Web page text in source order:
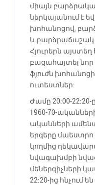
միայն
ներկայանում է
խոհանոցով,
և բարձրաճաշակ
Հյուրերն այստեղ
բացահայտել նոր
ֆյուժն
ուտեստներ:
Ժամը 20:00-
1960-70-
ականների
երգերը
կողմից
նվագախմբի
մեներգիչների
22:20-ից հնչում